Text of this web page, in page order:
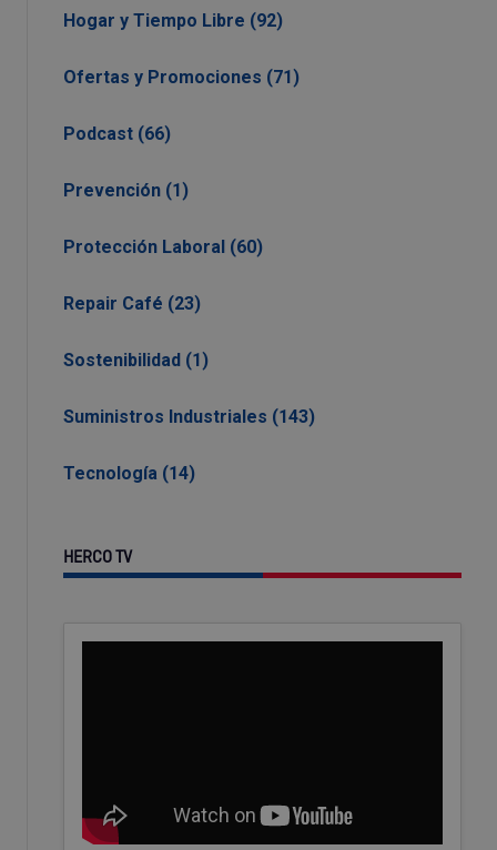
Hogar y Tiempo Libre (92)
Ofertas y Promociones (71)
Podcast (66)
Prevención (1)
Protección Laboral (60)
Repair Café (23)
Sostenibilidad (1)
Suministros Industriales (143)
Tecnología (14)
HERCO TV